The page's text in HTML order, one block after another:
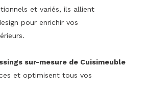
et variés, ils allient
pour enrichir vos
sur-mesure de Cuisimeuble
et optimisent tous vos